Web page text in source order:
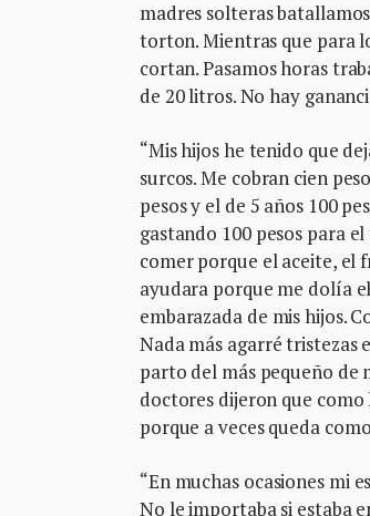
madres solteras
torton. Mientras que para
cortan. Pasamos horas
de 20 litros. No hay
“Mis hijos he tenido que
surcos. Me cobran cien
pesos y el de 5 años 100
gastando 100 pesos para
comer porque el aceite, el
ayudara porque me dolía
embarazada de mis hijos.
Nada más agarré tristezas
parto del más pequeño de
doctores dijeron que como
porque a veces queda
“En muchas ocasiones mi
No le importaba si estaba